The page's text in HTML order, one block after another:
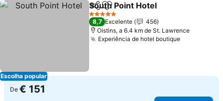
Escolha popular
PartilharAdicionar aos favoritos
South Point Hotel
5 Estrelas
8,7 Excelente
456
Oistins, a 6.4 km de St. Lawrence
Experiência de hotel boutique
De € 151